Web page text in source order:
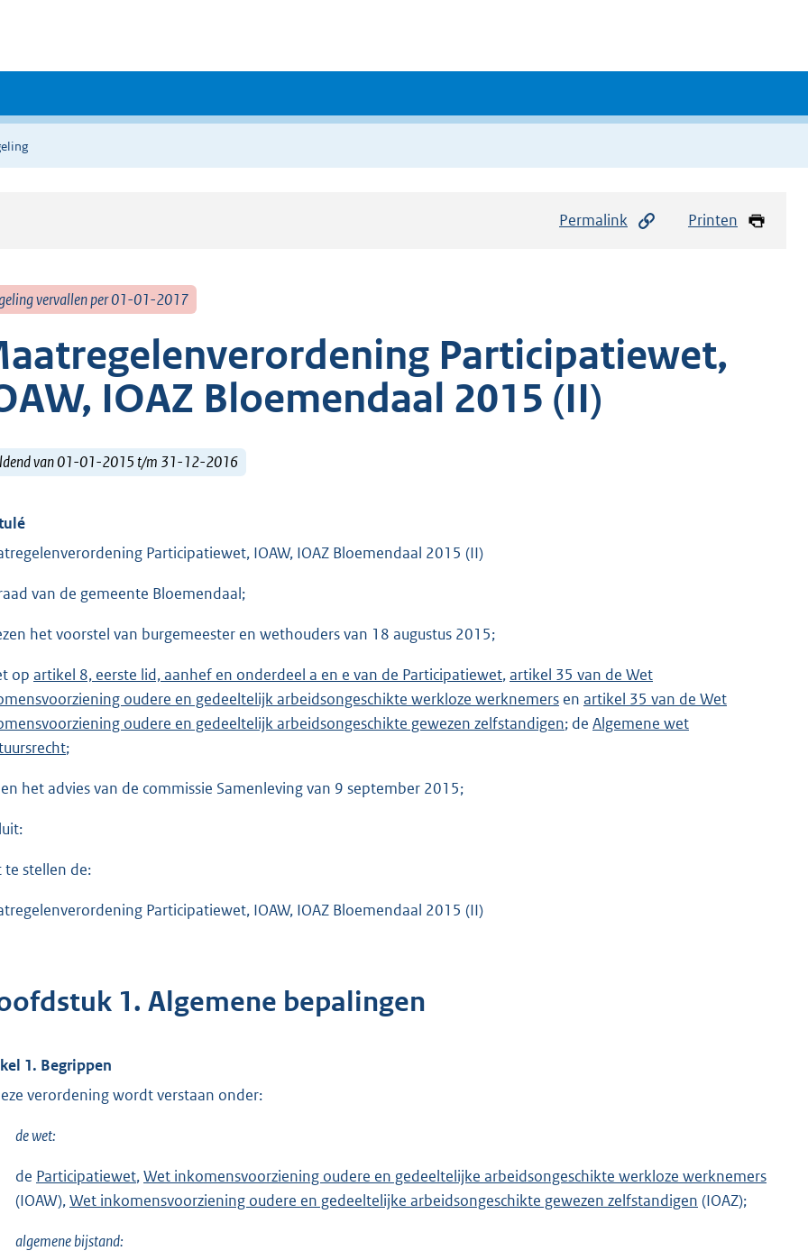
Permalink Printen
vervallen per 01-01-2017
Participatiewet,
IOAZ Bloemendaal 2015 (II)
van 01-01-2015 t/m 31-12-2016
Participatiewet, IOAW, IOAZ Bloemendaal 2015 (II)
van de gemeente Bloemendaal;
het voorstel van burgemeester en wethouders van 18 augustus 2015;
op artikel 8, eerste lid, aanhef en onderdeel a en e van de Participatiewet,artikel 35 van de Wet
oudere en gedeeltelijk arbeidsongeschikte werkloze werknemers en artikel 35 van de Wet
oudere en gedeeltelijk arbeidsongeschikte gewezen zelfstandigen; de Algemene wet
;
het advies van de commissie Samenleving van 9 september 2015;
te stellen de:
Participatiewet, IOAW, IOAZ Bloemendaal 2015 (II)
1. Algemene bepalingen
1. Begrippen
verordening wordt verstaan onder:
de wet:
de Participatiewet,Wet inkomensvoorziening oudere en gedeeltelijke arbeidsongeschikte werkloze werknemers
(IOAW),Wet inkomensvoorziening oudere en gedeeltelijke arbeidsongeschikte gewezen zelfstandigen (IOAZ);
algemene bijstand: